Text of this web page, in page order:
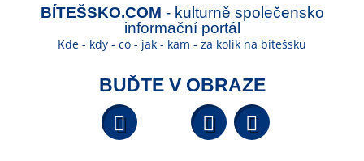
BÍTEŠSKO.COM - kulturně společensko
informační portál
Kde - kdy - co - jak - kam - za kolik na bítešsku
BUĎTE V OBRAZE
Facebook YouTube